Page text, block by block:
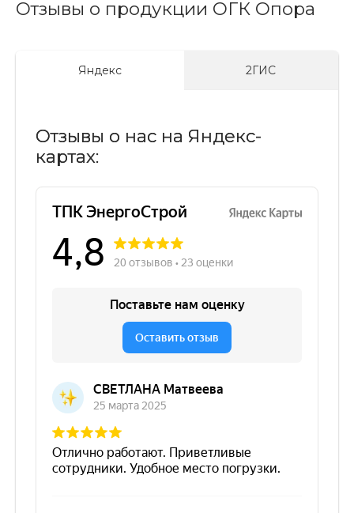
Отзывы о продукции ОГК Опора
Яндекс 2ГИС
Отзывы о нас на Яндекс-
картах: